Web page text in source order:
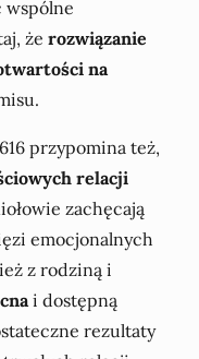
wspólne
że rozwiązanie
na
przypomina też,
relacji
zachęcają
emocjonalnych
z rodziną i
i dostępną
rezultaty